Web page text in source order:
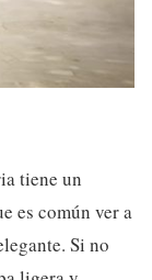
tiene un
es común ver a
Si no